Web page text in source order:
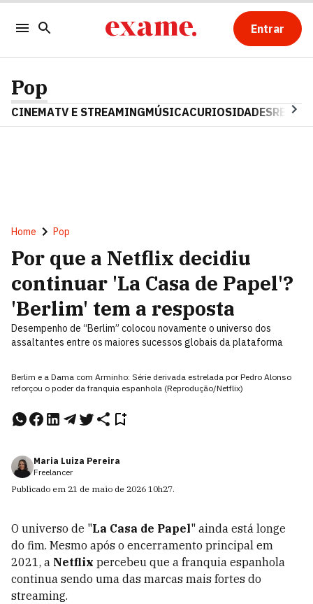
Entrar
Pop
CINEMATV E STREAMINGMÚSICACURIOSIDADES
Home Pop
Por que a Netflix decidiu
continuar 'La Casa de Papel'?
'Berlim' tem a resposta
Desempenho de “Berlim” colocou novamente o universo dos
assaltantes entre os maiores sucessos globais da plataforma
Berlim e a Dama com Arminho: Série derivada estrelada por Pedro Alonso
reforçou o poder da franquia espanhola (Reprodução/Netflix)
Maria Luiza Pereira
Freelancer
Publicado em 21 de maio de 2026 10h27.
O universo de "La Casa de Papel" ainda está longe
do fim. Mesmo após o encerramento principal em
2021, a Netflix percebeu que a franquia espanhola
continua sendo uma das marcas mais fortes do
streaming.